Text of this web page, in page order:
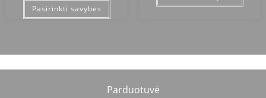
Pasirinkti savybes
Parduotuvė